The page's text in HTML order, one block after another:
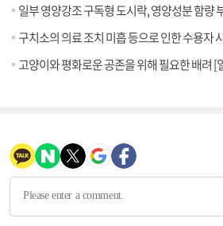
일부 영양강조 구독형 도시락, 영양성분 함량
구치소의 의료 조치 미흡 등으로 인한 수용자 사망 관련 제
고양이와 평화로운 공존을 위해 필요한 배려 [일